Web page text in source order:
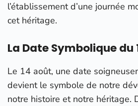
l’établissement d’une journée
cet héritage.
La Date Symbolique du
Le 14 août, une date
devient le symbole de notre
notre histoire et notre héritage.